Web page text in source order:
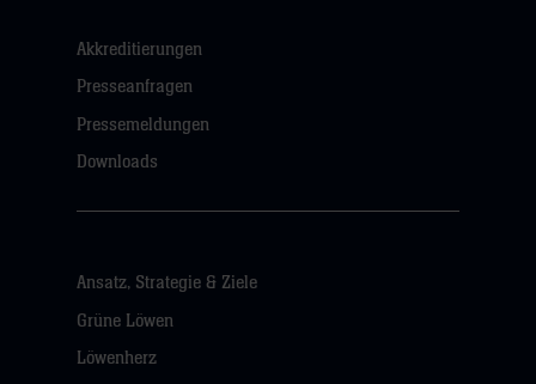
Akkreditierungen
Presseanfragen
Pressemeldungen
Downloads
Ansatz, Strategie & Ziele
Grüne Löwen
Löwenherz